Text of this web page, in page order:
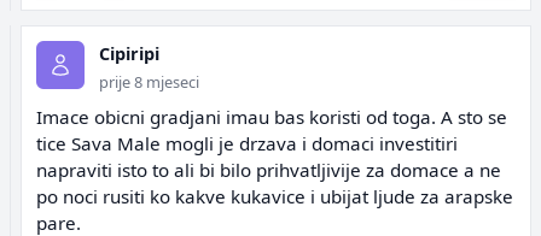
Cipiripi
prije 8 mjeseci
Imace obicni gradjani imau bas koristi od toga. A sto se
tice Sava Male mogli je drzava i domaci investitiri
napraviti isto to ali bi bilo prihvatljivije za domace a ne
po noci rusiti ko kakve kukavice i ubijat ljude za arapske
pare.